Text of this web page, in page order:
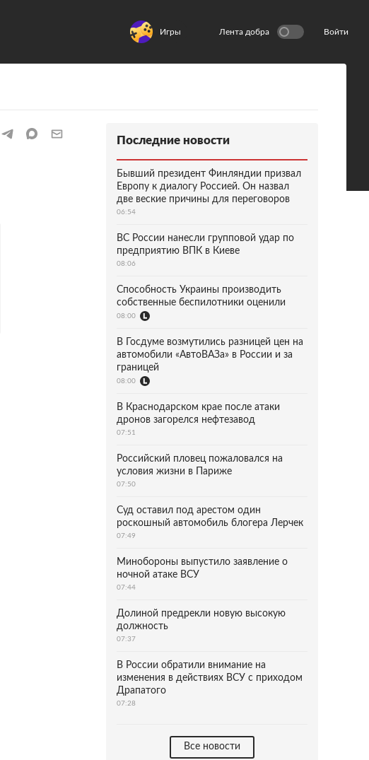
Игры Лента добра Войти
Последние новости
Бывший президент Финляндии призвал
Европу к диалогу Россией. Он назвал
две веские причины для переговоров
06:54
ВС России нанесли групповой удар по
предприятию ВПК в Киеве
08:06
Способность Украины производить
собственные беспилотники оценили
08:00
В Госдуме возмутились разницей цен на
автомобили «АвтоВАЗа» в России и за
границей
08:00
В Краснодарском крае после атаки
дронов загорелся нефтезавод
07:51
Российский пловец пожаловался на
условия жизни в Париже
07:50
Суд оставил под арестом один
роскошный автомобиль блогера Лерчек
07:49
Минобороны выпустило заявление о
ночной атаке ВСУ
07:44
Долиной предрекли новую высокую
должность
07:37
В России обратили внимание на
изменения в действиях ВСУ с приходом
Драпатого
07:28
Все новости